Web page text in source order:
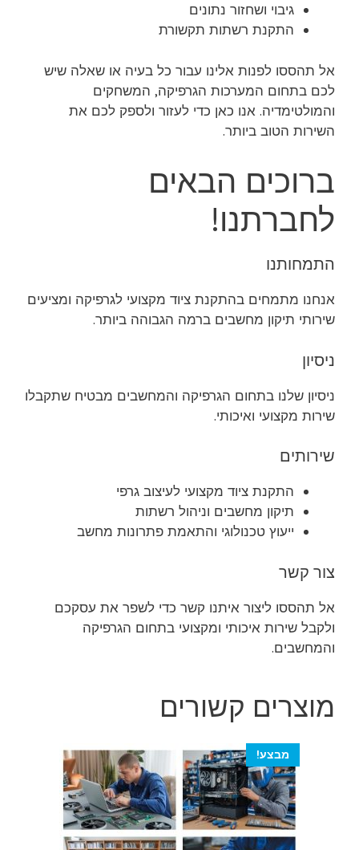
גיבוי ושחזור נתונים
התקנת רשתות תקשורת
אל תהססו לפנות אלינו עבור כל בעיה או שאלה שיש
לכם בתחום המערכות הגרפיקה, המשחקים
והמולטימדיה. אנו כאן כדי לעזור ולספק לכם את
השירות הטוב ביותר.
ברוכים הבאים
לחברתנו!
התמחותנו
אנחנו מתמחים בהתקנת ציוד מקצועי לגרפיקה ומציעים
שירותי תיקון מחשבים ברמה הגבוהה ביותר.
ניסיון
ניסיון שלנו בתחום הגרפיקה והמחשבים מבטיח שתקבלו
שירות מקצועי ואיכותי.
שירותים
התקנת ציוד מקצועי לעיצוב גרפי
תיקון מחשבים וניהול רשתות
ייעוץ טכנולוגי והתאמת פתרונות מחשב
צור קשר
אל תהססו ליצור איתנו קשר כדי לשפר את עסקכם
ולקבל שירות איכותי ומקצועי בתחום הגרפיקה
והמחשבים.
מוצרים קשורים
מבצע!